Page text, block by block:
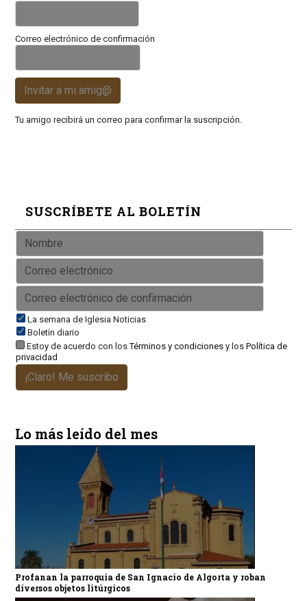
Correo electrónico de confirmación
Invitar a mi amig@
Tu amigo recibirá un correo para confirmar la suscripción.
SUSCRÍBETE AL BOLETÍN
La semana de Iglesia Noticias
Boletín diario
Estoy de acuerdo con losTérminos y condicionesy los Política de
privacidad
¡Claro! Me suscribo
Lo más leído del mes
Profanan la parroquia de San Ignacio de Algorta y roban
diversos objetos litúrgicos